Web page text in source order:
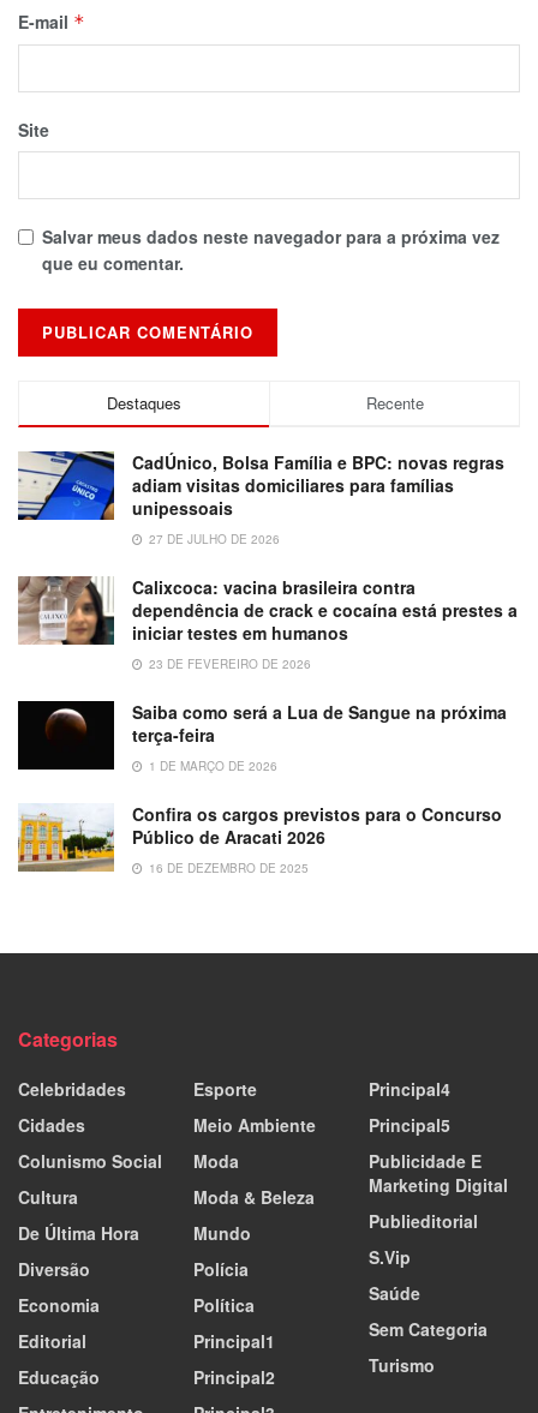
E-mail *
Site
Salvar meus dados neste navegador para a próxima vez
que eu comentar.
Destaques Recente
CadÚnico, Bolsa Família e BPC: novas regras
adiam visitas domiciliares para famílias
unipessoais
27 DE JULHO DE 2026
Calixcoca: vacina brasileira contra
dependência de crack e cocaína está prestes a
iniciar testes em humanos
23 DE FEVEREIRO DE 2026
Saiba como será a Lua de Sangue na próxima
terça-feira
1 DE MARÇO DE 2026
Confira os cargos previstos para o Concurso
Público de Aracati 2026
16 DE DEZEMBRO DE 2025
Categorias
Celebridades
Cidades
Colunismo Social
Cultura
De Última Hora
Diversão
Economia
Editorial
Educação
Esporte
Meio Ambiente
Moda
Moda & Beleza
Mundo
Polícia
Política
Principal1
Principal2
Principal4
Principal5
Publicidade E
Marketing Digital
Publieditorial
S.Vip
Saúde
Sem Categoria
Turismo